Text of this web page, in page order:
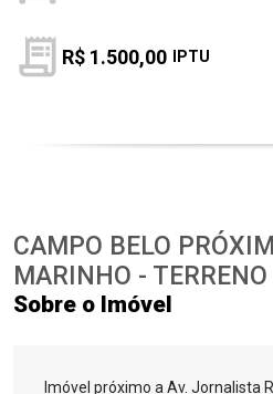
R$ 1.500,00 IPTU
CAMPO BELO
MARINHO -
Sobre o Imóvel
Imóvel próximo a Av. Jornalista